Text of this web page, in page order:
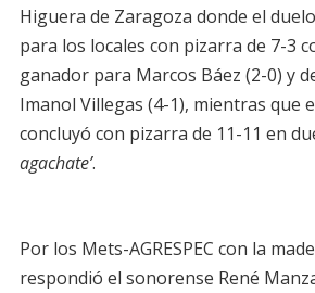
Higuera de Zaragoza donde el
para los locales con pizarra de 7-3
ganador para Marcos Báez (2-0) y
Imanol Villegas (4-1), mientras que
concluyó con pizarra de 11-11 en
agachate’.
Por los Mets-AGRESPEC con la
respondió el sonorense René